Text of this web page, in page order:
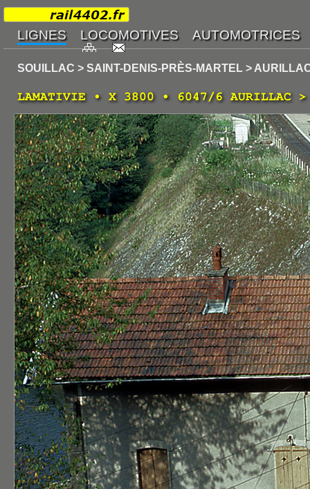
SOUILLAC > SAINT-DENIS-PRÈS-MARTEL >
LAMATIVIE • X 3800 • 6047/6 AURILLAC >